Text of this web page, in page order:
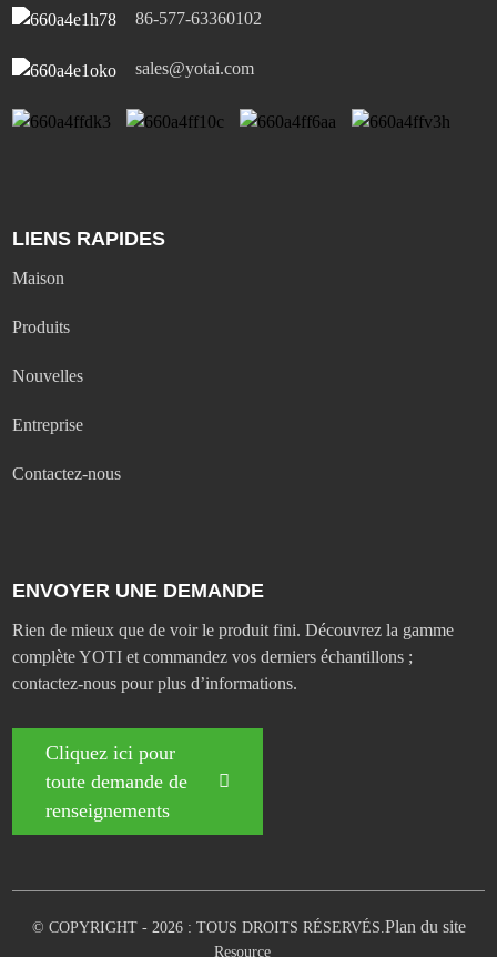
86-577-63360102
sales@yotai.com
LIENS RAPIDES
Maison
Produits
Nouvelles
Entreprise
Contactez-nous
ENVOYER UNE DEMANDE
Rien de mieux que de voir le produit fini. Découvrez la gamme
complète YOTI et commandez vos derniers échantillons ;
contactez-nous pour plus d’informations.
Cliquez ici pour
toute demande de
renseignements
© COPYRIGHT - 2026 : TOUS DROITS RÉSERVÉS. Plan du site
Resource